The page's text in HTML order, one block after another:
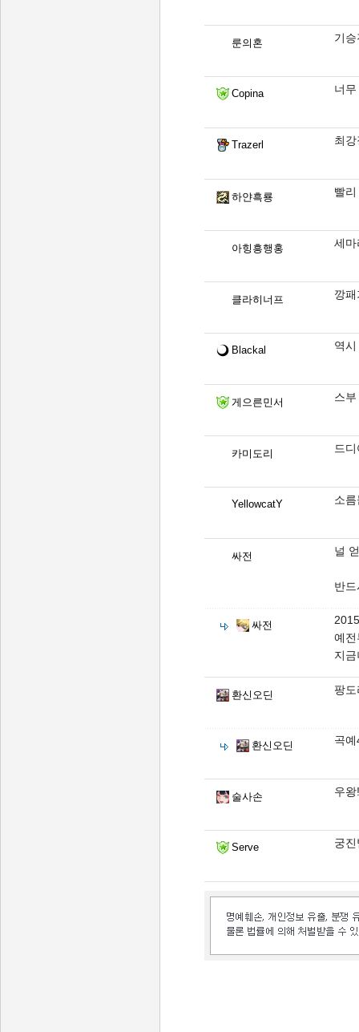
룬의혼 기
Copina 너
Trazerl 최
하얀흑룡 빨
아힝흥행홍 세마
클라히너프 깡
Blackal 역
게으른민서 스
카미도리 드
YellowcatY 소
싸전 널
반
싸전
예전
지
환신오딘 팡
환신오딘 곡
술사손 우왕
Serve 궁